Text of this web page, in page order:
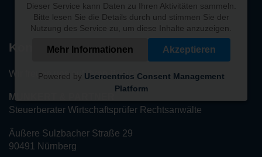
Dieser Service kann Daten zu Ihren Aktivitäten sammeln.
Bitte lesen Sie die Details durch und stimmen Sie der
Nutzung des Service zu, um diese Inhalte anzuzeigen.
Mehr Informationen Akzeptieren
Powered by Usercentrics Consent Management
Platform
Kontakt
Wir freuen uns auf Ihren Besuch!
MUNKERT & PARTNER
Steuerberater Wirtschaftsprüfer Rechtsanwälte
Äußere Sulzbacher Straße 29
90491 Nürnberg